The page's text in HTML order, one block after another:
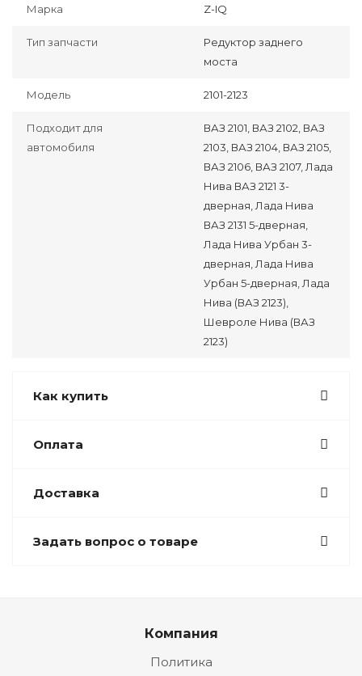
Марка Z-IQ
Тип запчасти
Редуктор заднего
моста
Модель 2101-2123
Подходит для
автомобиля
ВАЗ 2101, ВАЗ 2102, ВАЗ
2103, ВАЗ 2104, ВАЗ 2105,
ВАЗ 2106, ВАЗ 2107, Лада
Нива ВАЗ 2121 3-
дверная, Лада Нива
ВАЗ 2131 5-дверная,
Лада Нива Урбан 3-
дверная, Лада Нива
Урбан 5-дверная, Лада
Нива (ВАЗ 2123),
Шевроле Нива (ВАЗ
2123)
Как купить
Оплата
Доставка
Задать вопрос о товаре
Компания
Политика